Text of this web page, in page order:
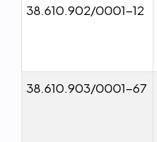
38.610.902/0001-12
38.610.903/0001-67